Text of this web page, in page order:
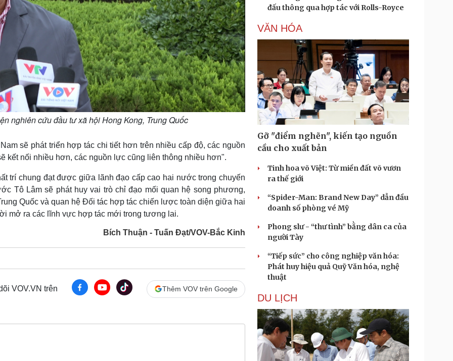
nghiên cứu đầu tư xã hội Hong Kong, Trung Quốc
sẽ phát triển hợp tác chi tiết hơn trên nhiều cấp độ, các nguồn
nối nhiều hơn, các nguồn lực cũng liên thông nhiều hơn".
trí chung đạt được giữa lãnh đạo cấp cao hai nước trong chuyến
Tô Lâm sẽ phát huy vai trò chỉ đạo mối quan hệ song phương,
Quốc và quan hệ Đối tác hợp tác chiến lược toàn diện giữa hai
mở ra các lĩnh vực hợp tác mới trong tương lai.
Bích Thuận - Tuấn Đạt/VOV-Bắc Kinh
VOV.VN trên Thêm VOV trên Google
đấu thông qua hợp tác với Rolls-Royce
VĂN HÓA
Gỡ "điểm nghẽn", kiến tạo nguồn
cầu cho xuất bản
Tinh hoa võ Việt: Từ miền đất võ vươn
ra thế giới
“Spider-Man: Brand New Day” dẫn đầu
doanh số phòng vé Mỹ
Phong slư - “thư tình” bằng dân ca của
người Tày
“Tiếp sức” cho công nghiệp văn hóa:
Phát huy hiệu quả Quỹ Văn hóa, nghệ
thuật
DU LỊCH